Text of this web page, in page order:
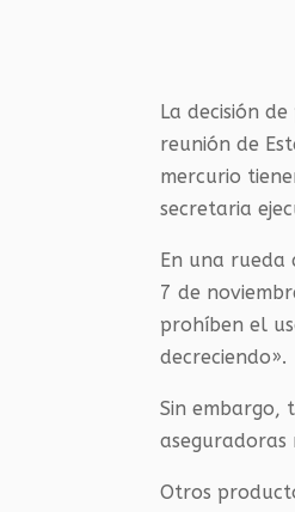
La decisión
reunión de
mercurio
secretaria
En una
7 de
prohíben el
decreciendo».
Sin embargo,
Otros